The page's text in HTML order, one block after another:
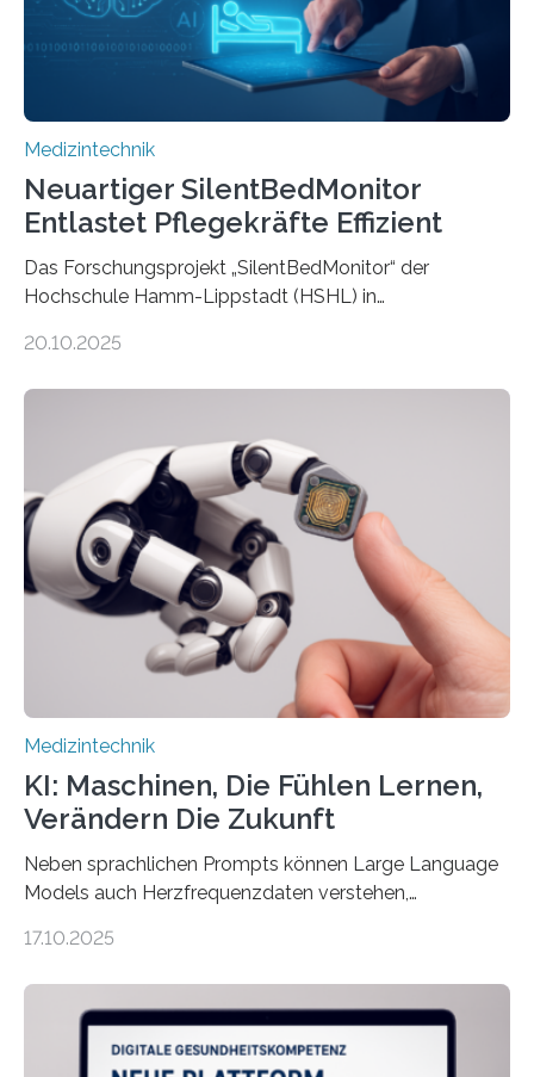
Medizintechnik
Neuartiger SilentBedMonitor
Entlastet Pflegekräfte Effizient
Das Forschungsprojekt „SilentBedMonitor“ der
Hochschule Hamm-Lippstadt (HSHL) in
auf Personen ab, die bettlägerig sind oder in ihrer
Entwicklung der Sensorik und Datenübertragung. Die
HSHL verantwortet die wissenschaftliche Begleitung
sowie die KI-gestützte Datenauswertung. Das Ziel ist
die Entwicklung eines berührungslosen
Assistenzsystems, das den Zustand der Person
kontinuierlich erfasst, pflegende Personen unterstützt
und in Notfällen selbstständig Alarm schlägt. „Die Idee
20.10.2025
Medizintechnik
KI: Maschinen, Die Fühlen Lernen,
Verändern Die Zukunft
Neben sprachlichen Prompts können Large Language
Models auch Herzfrequenzdaten verstehen,
haben Dr. Morris Gellisch, ehemals an der Ruhr-
und Boris Burr von der Ruhr-Universität Bochum in
dafür eine technische Schnittstelle, über die
17.10.2025